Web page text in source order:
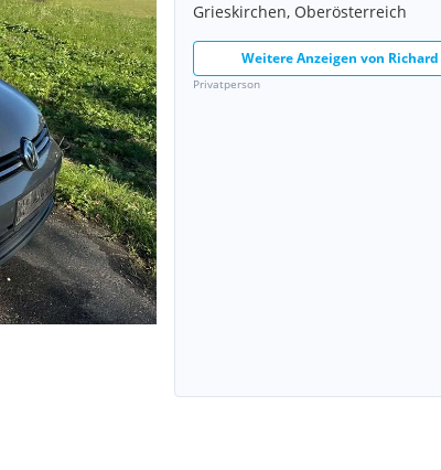
Grieskirchen, Oberösterreich
Weitere Anzeigen von Richard
Privatperson